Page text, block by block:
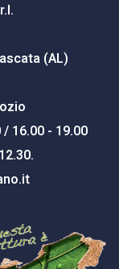
(AL)
16.00 - 19.00